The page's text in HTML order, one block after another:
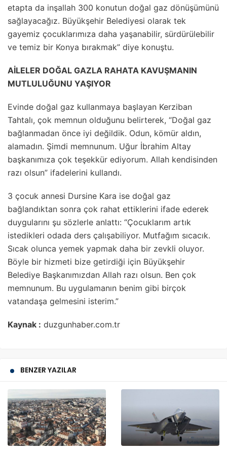
etapta da inşallah 300 konutun doğal gaz dönüşümünü
sağlayacağız. Büyükşehir Belediyesi olarak tek
gayemiz çocuklarımıza daha yaşanabilir, sürdürülebilir
ve temiz bir Konya bırakmak” diye konuştu.
AİLELER DOĞAL GAZLA RAHATA KAVUŞMANIN
MUTLULUĞUNU YAŞIYOR
Evinde doğal gaz kullanmaya başlayan Kerziban
Tahtalı, çok memnun olduğunu belirterek, “Doğal gaz
bağlanmadan önce iyi değildik. Odun, kömür aldın,
alamadın. Şimdi memnunum. Uğur İbrahim Altay
başkanımıza çok teşekkür ediyorum. Allah kendisinden
razı olsun” ifadelerini kullandı.
3 çocuk annesi Dursine Kara ise doğal gaz
bağlandıktan sonra çok rahat ettiklerini ifade ederek
duygularını şu sözlerle anlattı: “Çocuklarım artık
istedikleri odada ders çalışabiliyor. Mutfağım sıcacık.
Sıcak olunca yemek yapmak daha bir zevkli oluyor.
Böyle bir hizmeti bize getirdiği için Büyükşehir
Belediye Başkanımızdan Allah razı olsun. Ben çok
memnunum. Bu uygulamanın benim gibi birçok
vatandaşa gelmesini isterim.”
Kaynak : duzgunhaber.com.tr
BENZER YAZILAR